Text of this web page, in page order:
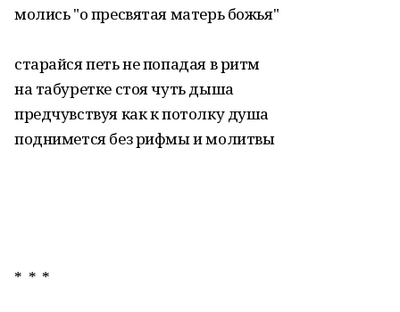
молись "о пресвятая матерь божья"
старайся петь не попадая в ритм
на табуретке стоя чуть дыша
предчувствуя как к потолку душа
поднимется без рифмы и молитвы
* * *